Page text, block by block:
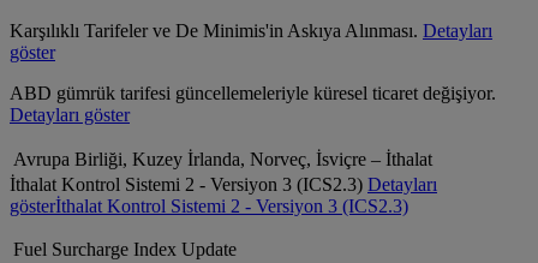
Karşılıklı Tarifeler ve De Minimis'in Askıya Alınması. Detayları
göster
ABD gümrük tarifesi güncellemeleriyle küresel ticaret değişiyor.
Detayları göster
Avrupa Birliği, Kuzey İrlanda, Norveç, İsviçre – İthalat
İthalat Kontrol Sistemi 2 - Versiyon 3 (ICS2.3) Detayları
gösterİthalat Kontrol Sistemi 2 - Versiyon 3 (ICS2.3)
Fuel Surcharge Index Update